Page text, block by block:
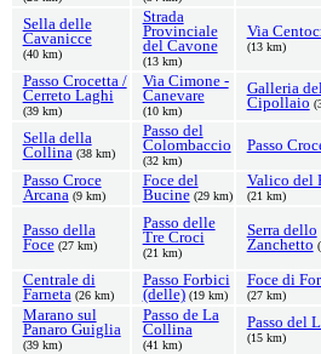
Sella delle
Cavanicce
(40 km)
Strada
Provinciale
del Cavone
(13 km)
Via
(13 km)
Passo Crocetta /
Cerreto Laghi
(39 km)
Via Cimone -
Canevare
(10 km)
Galleria
Cipollaio
Sella della
Collina (38 km)
Passo del
Colombaccio
(32 km)
Passo
Passo Croce
Arcana (9 km)
Foce del
Bucine (29 km)
Valico del
(21 km)
Passo della
Foce (27 km)
Passo delle
Tre Croci
(21 km)
Serra dello
Zanchetto
Centrale di
Farneta (26 km)
Passo Forbici
(delle) (19 km)
Foce di
(27 km)
Marano sul
Panaro Guiglia
(39 km)
Passo de La
Collina
(41 km)
Passo del
(15 km)